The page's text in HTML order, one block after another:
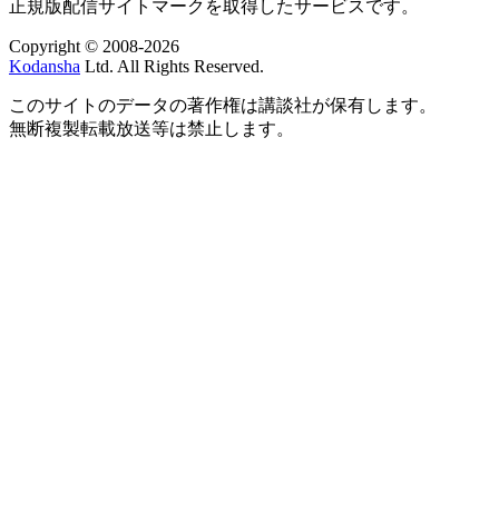
正規版配信サイトマークを取得したサービスです。
Copyright © 2008-2026
Kodansha Ltd. All Rights Reserved.
このサイトのデータの著作権は講談社が保有します。
無断複製転載放送等は禁止します。